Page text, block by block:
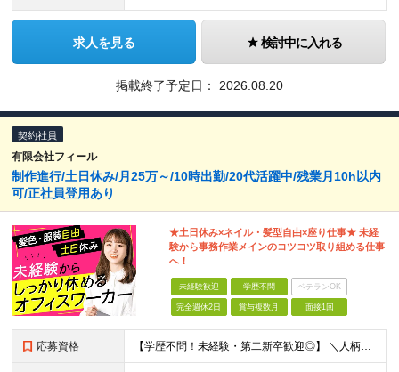
求人を見る 検討中に入れる
掲載終了予定日： 2026.08.20
契約社員
有限会社フィール
制作進行/土日休み/月25万～/10時出勤/20代活躍中/残業月10h以内
可/正社員登用あり
★土日休み×ネイル・髪型自由×座り仕事★ 未経
験から事務作業メインのコツコツ取り組める仕事
へ！
未経験歓迎 学歴不問 ベテランOK
完全週休2日 賞与複数月 面接1回
応募資格 【学歴不問！未経験・第二新卒歓迎◎】 ＼人柄重視のポテンシャル採用／ 20～30代が多数活躍中です！ ＼1つでも当てはまればぜひご応募を！／ □ 事務作業・デスクワークに興味がある方 □ チームで協